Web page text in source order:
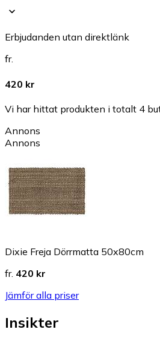
Erbjudanden utan direktlänk
fr.
420 kr
Vi har hittat produkten i totalt 4
Annons
Annons
Dixie Freja Dörrmatta 50x80cm
fr. 420 kr
Jämför alla priser
Insikter